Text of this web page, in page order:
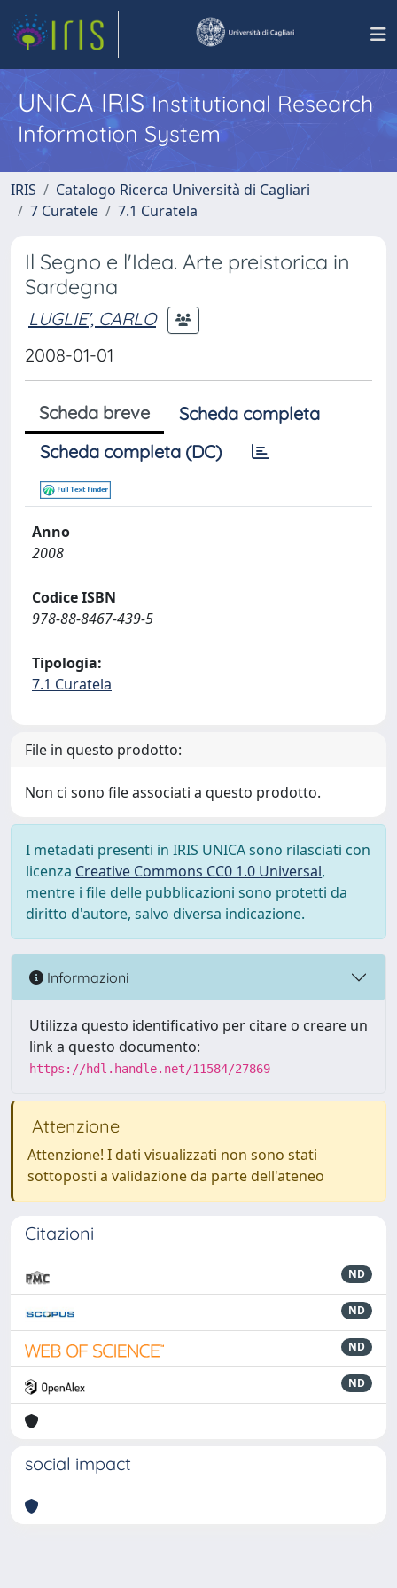
UNICA IRISInstitutional Research
Information System
IRIS
Catalogo Ricerca Università di Cagliari
7 Curatele
7.1 Curatela
Il Segno e l'Idea. Arte preistorica in
Sardegna
LUGLIE', CARLO
2008-01-01
Scheda breve
Scheda completa
Scheda completa (DC)
Anno
2008
Codice ISBN
978-88-8467-439-5
Tipologia:
7.1 Curatela
File in questo prodotto:
Non ci sono file associati a questo prodotto.
I metadati presenti in IRIS UNICA sono rilasciati con
licenza Creative Commons CC0 1.0 Universal,
mentre i file delle pubblicazioni sono protetti da
diritto d'autore, salvo diversa indicazione.
Informazioni
Utilizza questo identificativo per citare o creare un
link a questo documento:
https://hdl.handle.net/11584/27869
Attenzione
Attenzione! I dati visualizzati non sono stati
sottoposti a validazione da parte dell'ateneo
Citazioni
ND
ND
ND
ND
social impact